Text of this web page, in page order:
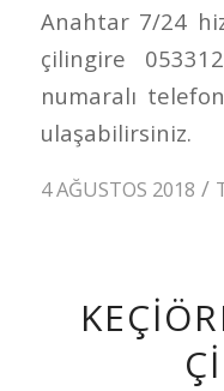
Anahtar 7/24
çilingire
numaralı
ulaşabilirsiniz.
4 AĞUSTOS 2018 /